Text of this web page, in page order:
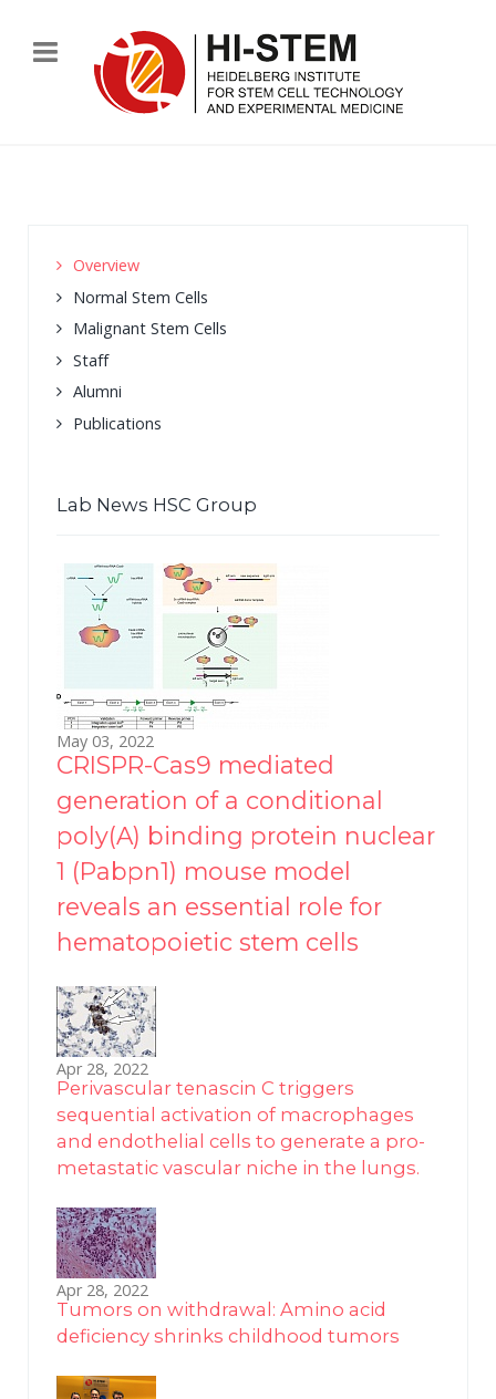
Overview
Normal Stem Cells
Malignant Stem Cells
Staff
Alumni
Publications
Lab News HSC Group
May 03, 2022
CRISPR-Cas9 mediated
generation of a conditional
poly(A) binding protein nuclear
1 (Pabpn1) mouse model
reveals an essential role for
hematopoietic stem cells
Apr 28, 2022
Perivascular tenascin C triggers
sequential activation of macrophages
and endothelial cells to generate a pro-
metastatic vascular niche in the lungs.
Apr 28, 2022
Tumors on withdrawal: Amino acid
deficiency shrinks childhood tumors